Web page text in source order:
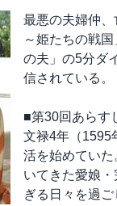
最悪の夫婦仲
～姫たちの戦
の夫」の5分ダ
信されている。
■第30回あらす
文禄4年（1595
活を始めてい
いてきた愛娘
ぎる日々を過